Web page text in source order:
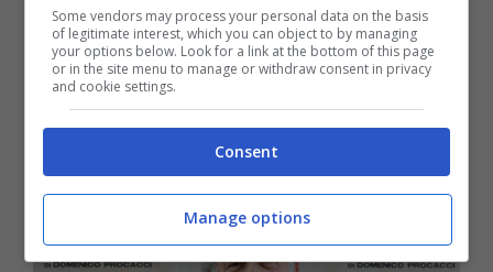
giocare? Se finisci di giocare alle 3, tra
massaggi ed interviste significa
addormentarsi alle 5″,
accaldato Bertolucci.
Some vendors may process your personal data on the basis
of legitimate interest, which you can object to by managing
your options below. Look for a link at the bottom of this page
or in the site menu to manage or withdraw consent in privacy
and cookie settings.
Consent
Manage options